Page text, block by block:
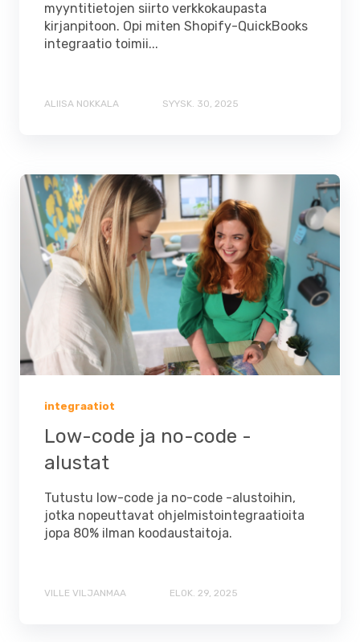
myyntitietojen siirto verkkokaupasta
kirjanpitoon. Opi miten Shopify-QuickBooks
integraatio toimii...
ALIISA NOKKALA SYYSK. 30, 2025
integraatiot
Low-code ja no-code -
alustat
Tutustu low-code ja no-code -alustoihin,
jotka nopeuttavat ohjelmistointegraatioita
jopa 80% ilman koodaustaitoja.
VILLE VILJANMAA ELOK. 29, 2025